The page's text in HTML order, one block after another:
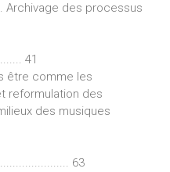
Archivage des processus
41
être comme les
reformulation des
des musiques
63